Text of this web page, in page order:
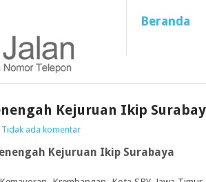
Beranda
Kejuruan Ikip
Tidak ada komentar
Kejuruan Ikip Surabaya